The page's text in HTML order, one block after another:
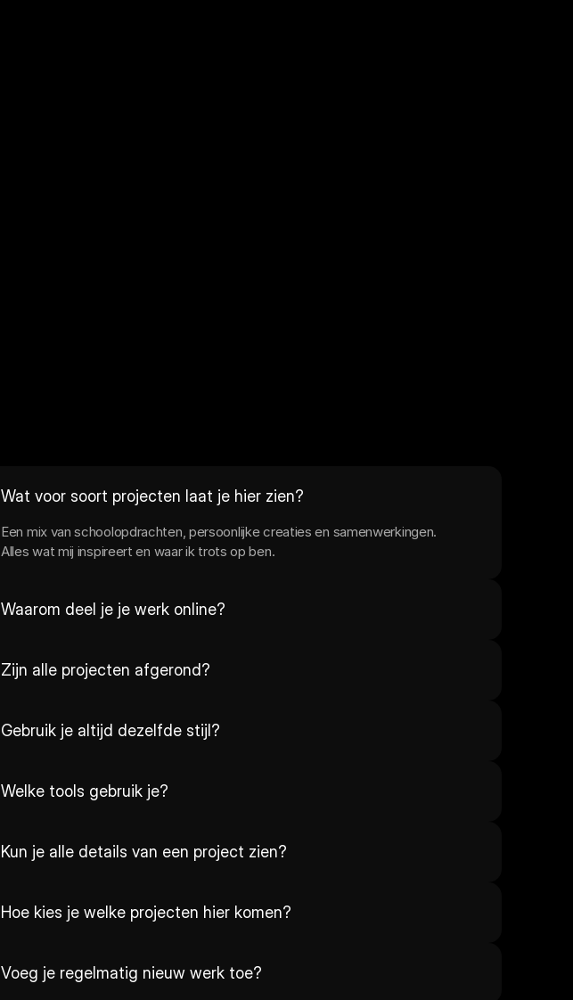
Wat voor soort projecten laat je hier zien?
Een mix van schoolopdrachten, persoonlijke creaties en samenwerkingen.
Alles wat mij inspireert en waar ik trots op ben.
Waarom deel je je werk online?
Zijn alle projecten afgerond?
Gebruik je altijd dezelfde stijl?
Welke tools gebruik je?
Kun je alle details van een project zien?
Hoe kies je welke projecten hier komen?
Voeg je regelmatig nieuw werk toe?